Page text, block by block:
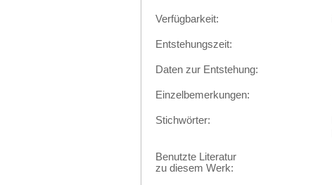
Verfügbarkeit:
Entstehungszeit:
Daten zur Entstehung:
Einzelbemerkungen:
Stichwörter:
Benutzte Literatur
zu diesem Werk: